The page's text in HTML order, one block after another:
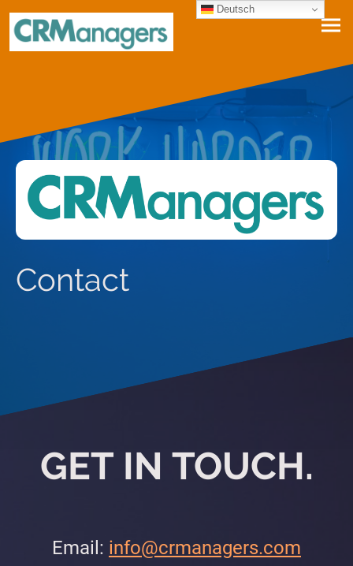
Contact
GET IN TOUCH.
Email: info@crmanagers.com
Deutsch